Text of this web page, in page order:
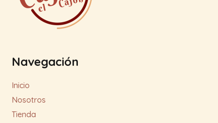
Navegación
Inicio
Nosotros
Tienda